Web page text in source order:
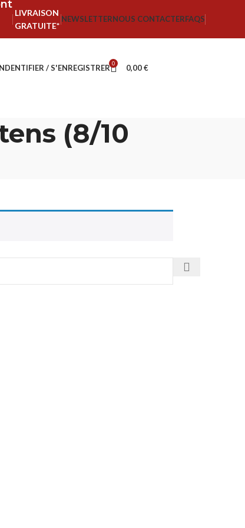
LIVRAISON
GRATUITE*
NEWSLETTERNOUS CONTACTERFAQS
/ S'ENREGISTRER 0 0,00€
(8/10